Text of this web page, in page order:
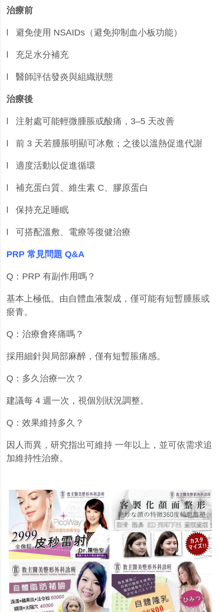
治療前
l 避免使用 NSAIDs （避免抑制血小板功能）
l 充足水分補充
l 醫師評估發炎與組織狀態
治療後
l 注射處可能輕微腫脹或酸痛， 3–5 天改善
l 前 3 天若腫脹明顯可冰敷；之後以溫熱促進代謝
l 適度活動以促進循環
l 補充蛋白質、維生素 C、膠原蛋白
l 保持充足睡眠
l 可搭配溫敷、電療等復健治療
PRP常見問題 Q&A
Q ： PRP有副作用嗎？
基本上極低。由自體血液製成，僅可能有短暫腫脹或
瘀青。
Q ：治療會疼痛嗎？
採用細針與局部麻醉，僅有短暫脹痛感。
Q ：多久治療一次？
建議每 4週一次，視個別狀況調整。
Q ：效果維持多久？
因人而異，研究指出可維持 一年以上，並可依需求追
加維持性治療。